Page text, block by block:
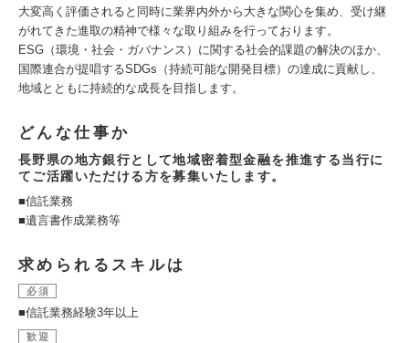
大変高く評価されると同時に業界内外から大きな関心を集め、受け継
がれてきた進取の精神で様々な取り組みを行っております。
ESG（環境・社会・ガバナンス）に関する社会的課題の解決のほか、
国際連合が提唱するSDGs（持続可能な開発目標）の達成に貢献し、
地域とともに持続的な成長を目指します。
どんな仕事か
長野県の地方銀行として地域密着型金融を推進する当行に
てご活躍いただける方を募集いたします。
■信託業務
■遺言書作成業務等
求められるスキルは
必須
■信託業務経験3年以上
歓迎